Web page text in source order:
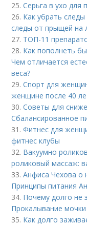
25.Серьга в ухо для
26. Как убрать
следы от прыщей на
27. ТОП-11
28. Как пополнеть
Чем отличается
веса?
29.Спорт для
женщине после 40
30.Советы для
Сбалансированное
31.Фитнес для
фитнес клубы
32. Вакуумно
роликовый массаж:
33.Анфиса Чехова о
Принципы питания
34. Почему долго не
Прокалывание
35. Как долго